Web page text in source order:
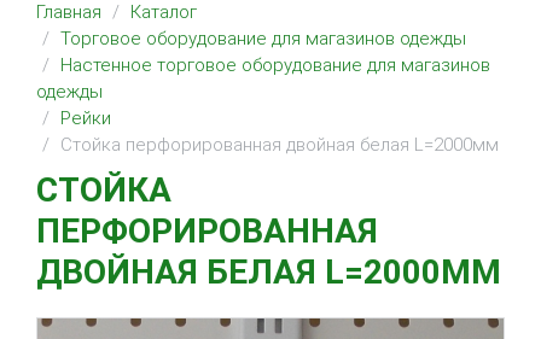
Главная
Каталог
Торговое оборудование для магазинов одежды
Настенное торговое оборудование для магазинов
одежды
Рейки
Стойка перфорированная двойная белая L=2000мм
СТОЙКА
ПЕРФОРИРОВАННАЯ
ДВОЙНАЯ БЕЛАЯ L=2000ММ